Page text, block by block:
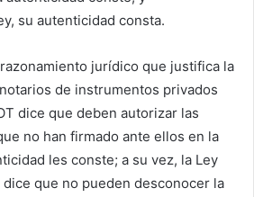
su autenticidad consta.
jurídico que justifica la
de instrumentos privados
dice que deben autorizar las
no han firmado ante ellos en la
les conste; a su vez, la Ley
que no pueden desconocer la